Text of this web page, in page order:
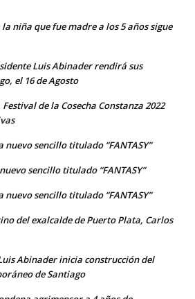
niña que fue madre a los 5 años sigue
Luis Abinader rendirá sus
el 16 de Agosto
Festival de la Cosecha Constanza 2022
nuevo sencillo titulado “FANTASY”
sencillo titulado “FANTASY”
nuevo sencillo titulado “FANTASY”
del exalcalde de Puerto Plata, Carlos
Abinader inicia construcción del
de Santiago